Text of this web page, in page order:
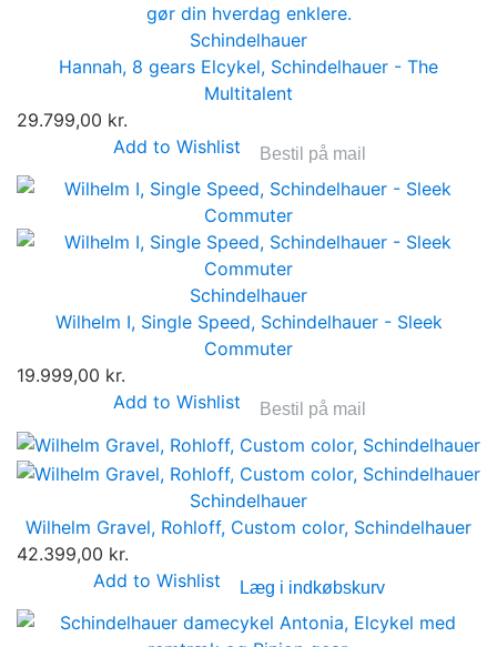
Schindelhauer
Hannah, 8 gears Elcykel, Schindelhauer - The
Multitalent
29.799,00 kr.
Add to Wishlist
Bestil på mail
Schindelhauer
Wilhelm I, Single Speed, Schindelhauer - Sleek
Commuter
19.999,00 kr.
Add to Wishlist
Bestil på mail
Schindelhauer
Wilhelm Gravel, Rohloff, Custom color, Schindelhauer
42.399,00 kr.
Add to Wishlist
Læg i indkøbskurv